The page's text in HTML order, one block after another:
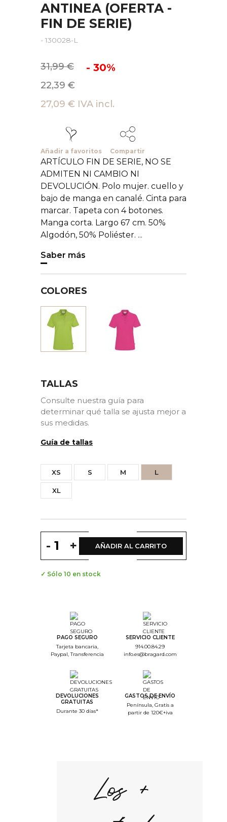
ANTINEA (OFERTA -
FIN DE SERIE)
- 130028-L
31,99 € - 30%
22,39 €
27,09 € IVA incl.
Añadir a favoritos Compartir
ARTÍCULO FIN DE SERIE, NO SE
ADMITEN NI CAMBIO NI
DEVOLUCIÓN. Polo mujer. cuello y
bajo de manga en canalé. Cinta para
marcar. Tapeta con 4 botones.
Manga corta. Largo 67 cm. 50%
Algodón, 50% Poliéster. ...
Saber más
COLORES
TALLAS
Consulte nuestra guía para
determinar qué talla se ajusta mejor a
sus medidas.
Guía de tallas
XS S M L
XL
- + AÑADIR AL CARRITO
✓ Sólo 10 en stock
PAGO SEGURO
Tarjeta bancaria,
Paypal, Transferencia
SERVICIO CLIENTE
914.00.84.29
info.es@bragard.com
DEVOLUCIONES
GRATUITAS
Durante 30 días*
GASTOS DE ENVÍO
Península, Gratis a
partir de 120€+iva
Los +